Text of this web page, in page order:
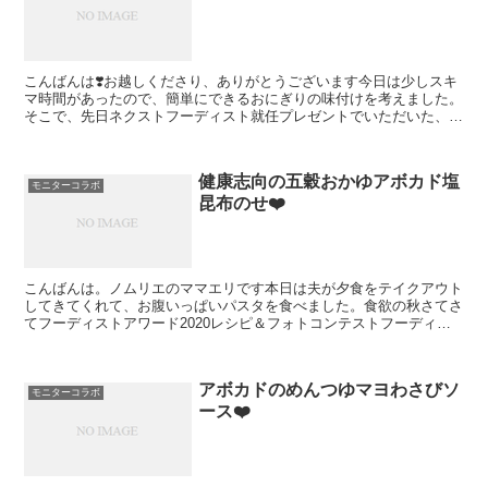
こんばんは❣️お越しくださり、ありがとうございます今日は少しスキ
マ時間があったので、簡単にできるおにぎりの味付けを考えました。
そこで、先日ネクストフーディスト就任プレゼントでいただいた、ユ
モニターコラボ
健康志向の五穀おかゆアボカド塩
昆布のせ❤️
こんばんは。ノムリエのママエリです本日は夫が夕食をテイクアウト
してきてくれて、お腹いっぱいパスタを食べました。食欲の秋さてさ
てフーディストアワード2020レシピ＆フォトコンテストフーディス
モニターコラボ
アボカドのめんつゆマヨわさびソ
ース❤️